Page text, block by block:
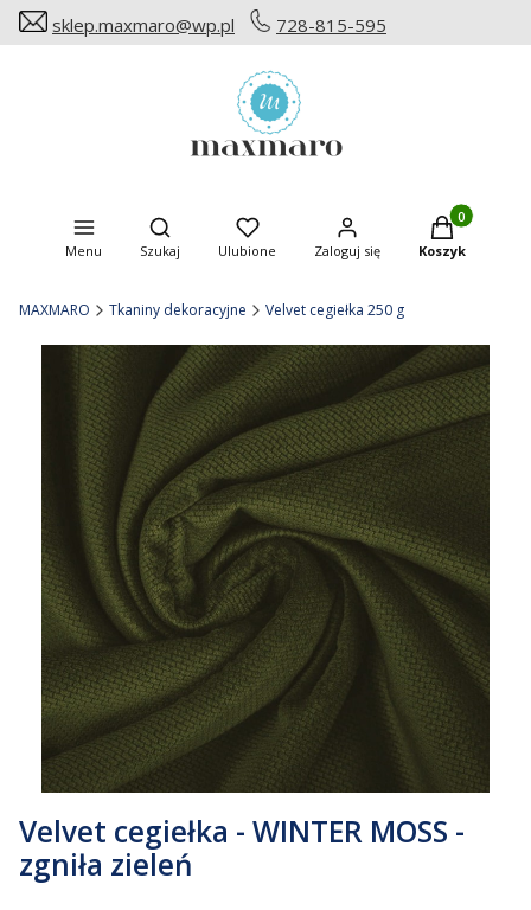
sklep.maxmaro@wp.pl 728-815-595
Menu
Otwórz wyszukiwarkę
Szukaj Ulubione Zaloguj się
Produkty w
Koszyk
MAXMARO Tkaniny dekoracyjne Velvet cegiełka 250 g
Velvet cegiełka - WINTER MOSS -
zgniła zieleń